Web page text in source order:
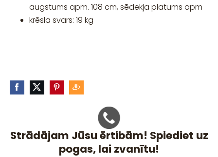
Strādājam Jūsu ērtibām! Spiediet uz
pogas, lai zvanītu!
augstums apm. 108 cm, sēdekļa platums apm
krēsla svars: 19 kg